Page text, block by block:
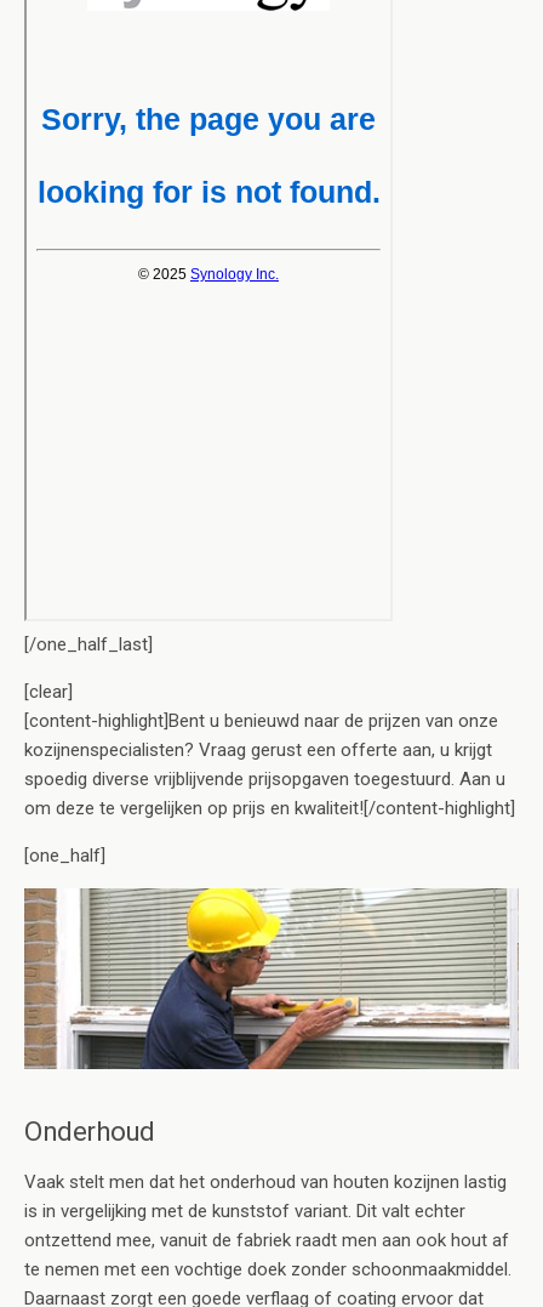
[/one_half_last]
[clear]
[content-highlight]Bent u benieuwd naar de prijzen van onze
kozijnenspecialisten? Vraag gerust een offerte aan, u krijgt
spoedig diverse vrijblijvende prijsopgaven toegestuurd. Aan u
om deze te vergelijken op prijs en kwaliteit![/content-highlight]
[one_half]
Onderhoud
Vaak stelt men dat het onderhoud van houten kozijnen lastig
is in vergelijking met de kunststof variant. Dit valt echter
ontzettend mee, vanuit de fabriek raadt men aan ook hout af
te nemen met een vochtige doek zonder schoonmaakmiddel.
Daarnaast zorgt een goede verflaag of coating ervoor dat